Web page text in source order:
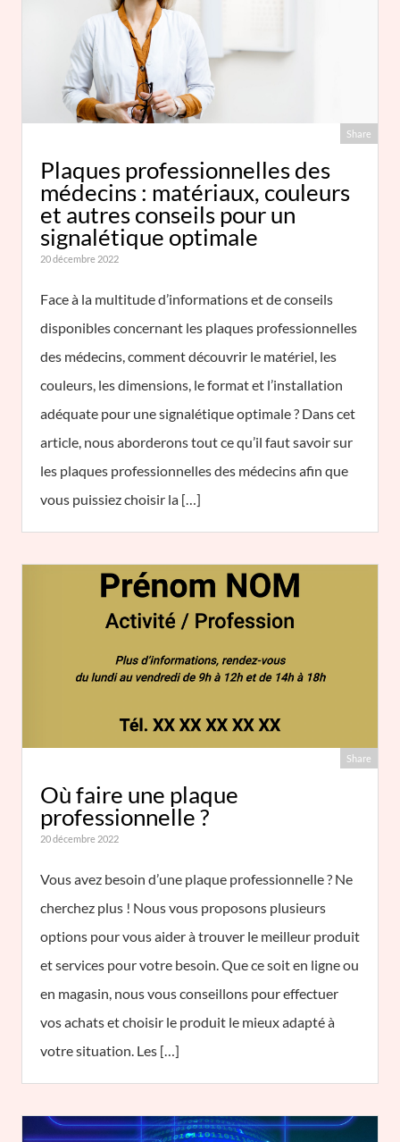
Share
Plaques professionnelles des
médecins : matériaux, couleurs
et autres conseils pour un
signalétique optimale
20 décembre 2022
Face à la multitude d’informations et de conseils
disponibles concernant les plaques professionnelles
des médecins, comment découvrir le matériel, les
couleurs, les dimensions, le format et l’installation
adéquate pour une signalétique optimale ? Dans cet
article, nous aborderons tout ce qu’il faut savoir sur
les plaques professionnelles des médecins afin que
vous puissiez choisir la […]
Share
Où faire une plaque
professionnelle ?
20 décembre 2022
Vous avez besoin d’une plaque professionnelle ? Ne
cherchez plus ! Nous vous proposons plusieurs
options pour vous aider à trouver le meilleur produit
et services pour votre besoin. Que ce soit en ligne ou
en magasin, nous vous conseillons pour effectuer
vos achats et choisir le produit le mieux adapté à
votre situation. Les […]